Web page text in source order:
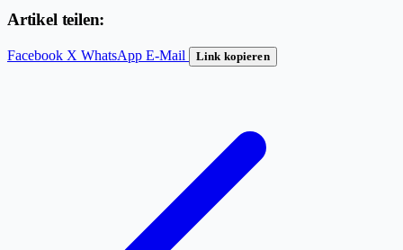
Artikel teilen:
Facebook X WhatsApp E-Mail Link kopieren